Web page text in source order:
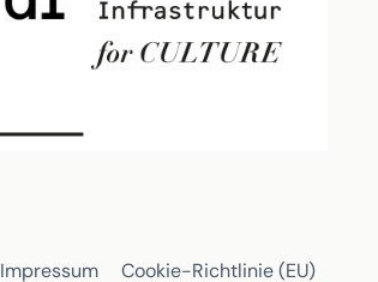
Impressum Cookie-Richtlinie (EU)